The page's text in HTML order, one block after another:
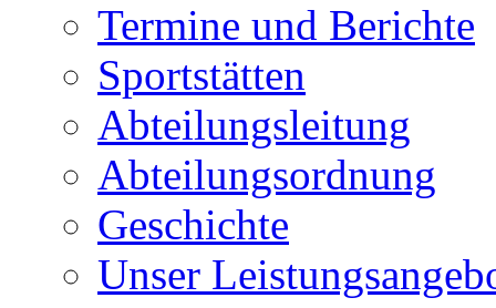
Termine und Berichte
Sportstätten
Abteilungsleitung
Abteilungsordnung
Geschichte
Unser